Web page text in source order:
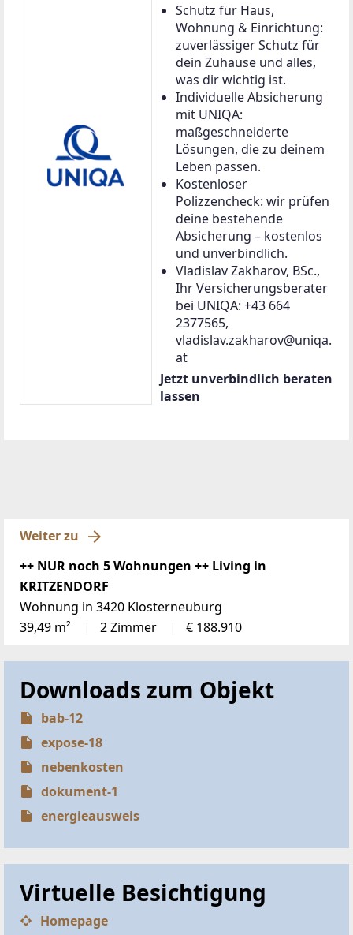
Schutz für Haus,
Wohnung & Einrichtung:
zuverlässiger Schutz für
dein Zuhause und alles,
was dir wichtig ist.
Individuelle Absicherung
mit UNIQA:
maßgeschneiderte
Lösungen, die zu deinem
Leben passen.
Kostenloser
Polizzencheck: wir prüfen
deine bestehende
Absicherung – kostenlos
und unverbindlich.
Vladislav Zakharov, BSc.,
Ihr Versicherungsberater
bei UNIQA: +43 664
2377565,
vladislav.zakharov@uniqa.
at
Jetzt unverbindlich beraten
lassen
Weiter zu
++ NUR noch 5 Wohnungen ++ Living in
KRITZENDORF
Wohnung in 3420 Klosterneuburg
39,49 m²
2 Zimmer € 188.910
Downloads zum Objekt
bab-12
expose-18
nebenkosten
dokument-1
energieausweis
Virtuelle Besichtigung
Homepage